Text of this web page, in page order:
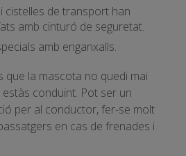
cistelles de transport han
amb cinturó de seguretat.
amb enganxalls.
que la mascota no quedi mai
conduint. Pot ser un
per al conductor, fer-se molt
en cas de frenades i